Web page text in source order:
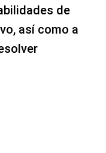
de
así como a